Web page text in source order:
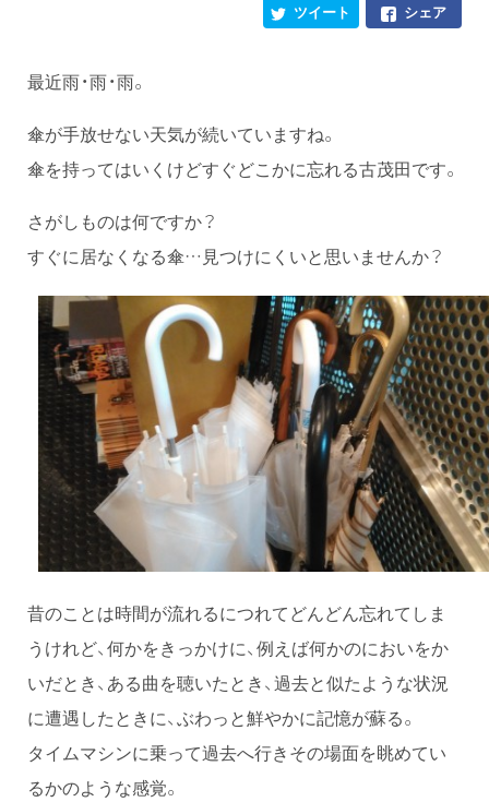
シェア
ツイート
最近雨・雨・雨。
傘が手放せない天気が続いていますね。
傘を持ってはいくけどすぐどこかに忘れる古茂田です。
さがしものは何ですか？
すぐに居なくなる傘…見つけにくいと思いませんか？
昔のことは時間が流れるにつれてどんどん忘れてしま
うけれど、何かをきっかけに、例えば何かのにおいをか
いだとき、ある曲を聴いたとき、過去と似たような状況
に遭遇したときに、ぶわっと鮮やかに記憶が蘇る。
タイムマシンに乗って過去へ行きその場面を眺めてい
るかのような感覚。